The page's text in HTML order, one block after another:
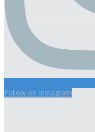
Follow on Instagram